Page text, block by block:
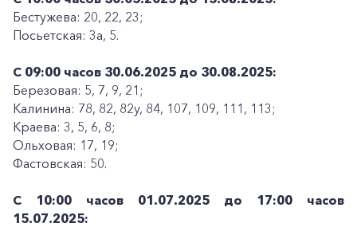
Бестужева: 20, 22, 23;
Посьетская: 3а, 5.
С 09:00 часов 30.06.2025 до 30.08.2025:
Березовая: 5, 7, 9, 21;
Калинина: 78, 82, 82у, 84, 107, 109, 111, 113;
Краева: 3, 5, 6, 8;
Ольховая: 17, 19;
Фастовская: 50.
С 10:00 часов 01.07.2025 до 17:00 часов
15.07.2025: